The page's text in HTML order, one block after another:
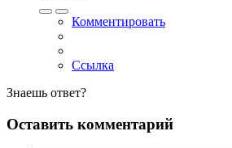
Комментировать
Ссылка
Знаешь ответ?
Оставить комментарий